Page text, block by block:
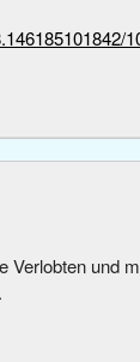
Verlobten und